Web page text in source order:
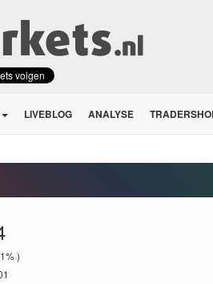
LIVEBLOG ANALYSE
)